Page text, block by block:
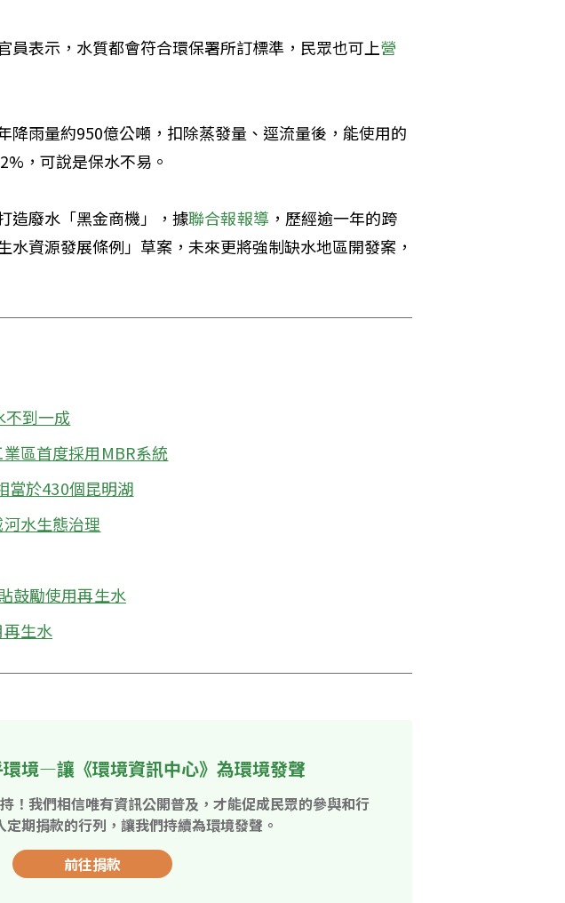
員表示，水質都會符合環保署所訂標準，民眾也可上營
降雨量約950億公噸，扣除蒸發量、逕流量後，能使用的
，可說是保水不易。
造廢水「黑金商機」，據聯合報報導 ，歷經逾一年的跨
水資源發展條例」草案，未來更將強制缺水地區開發案，
到一成
區首度採用MBR系統
當於430個昆明湖
水生態治理
鼓勵使用再生水
生水
境—讓《環境資訊中心》為環境發聲
！我們相信唯有資訊公開普及，才能促成民眾的參與和行
定期捐款的行列，讓我們持續為環境發聲。
前往捐款